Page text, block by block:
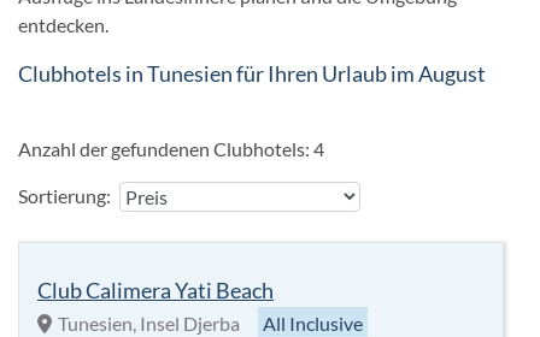
entdecken.
Clubhotels in Tunesien für Ihren Urlaub im August
Anzahl der gefundenen Clubhotels: 4
Sortierung:
Club Calimera Yati Beach
Tunesien, Insel Djerba All Inclusive